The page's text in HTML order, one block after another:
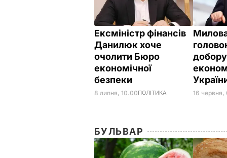
Ексміністр фінансів
Данилюк хоче
очолити Бюро
економічної
безпеки
8 липня, 10.00ПОЛІТИКА 16 червня,
БУЛЬВАР